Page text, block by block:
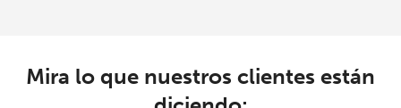
Mira lo que nuestros clientes están